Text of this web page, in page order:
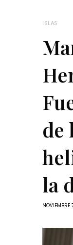
ISLAS
de
la